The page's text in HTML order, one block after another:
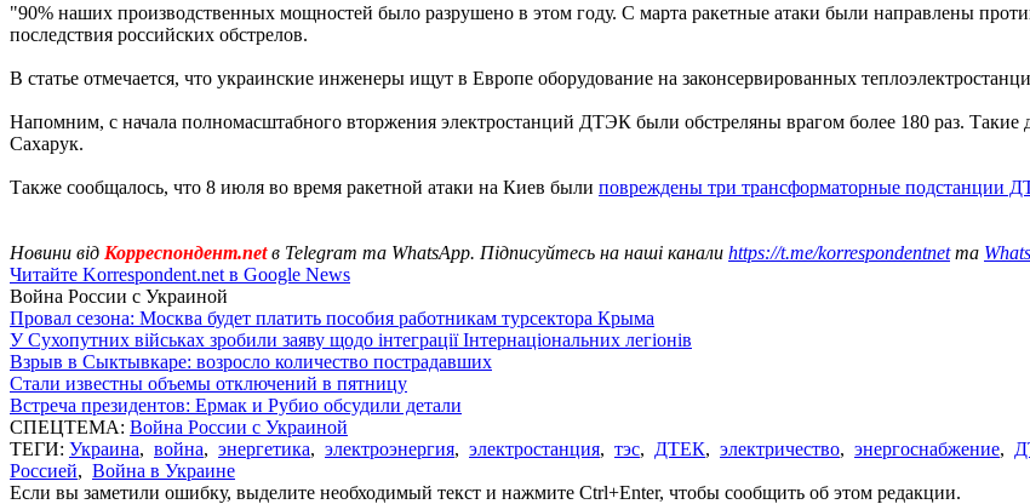
"90% наших производственных мощностей было разрушено в этом году. С марта ракетные атаки были направлены
последствия российских обстрелов.
В статье отмечается, что украинские инженеры ищут в Европе оборудование на законсервированных
Напомним, с начала полномасштабного вторжения электростанций ДТЭК были обстреляны врагом более 180 раз.
Сахарук.
Также сообщалось, что 8 июля во время ракетной атаки на Киев были повреждены три трансформаторные подстанции
Новини від Корреспондент.netв Telegram та WhatsApp. Підписуйтесь на наші канали https://t.me/korrespondentnetта
Читайте Korrespondent.net в Google News
Война России с Украиной
Провал сезона: Москва будет платить пособия работникам турсектора Крыма
У Сухопутних військах зробили заяву щодо інтеграції Інтернаціональних легіонів
Взрыв в Сыктывкаре: возросло количество пострадавших
Стали известны объемы отключений в пятницу
Встреча президентов: Ермак и Рубио обсудили детали
СПЕЦТЕМА: Война России с Украиной
ТЕГИ: Украина, война, энергетика, электроэнергия, электростанция, тэс, ДТЕК, электричество, энергоснабжение,
Россией, Война в Украине
Если вы заметили ошибку, выделите необходимый текст и нажмите Ctrl+Enter, чтобы сообщить об этом редакции.